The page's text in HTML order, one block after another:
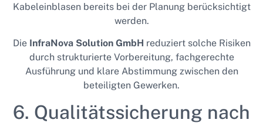
Kabeleinblasen bereits bei der Planung berücksichtigt
werden.
Die InfraNova Solution GmbH reduziert solche Risiken
durch strukturierte Vorbereitung, fachgerechte
Ausführung und klare Abstimmung zwischen den
beteiligten Gewerken.
6. Qualitätssicherung nach